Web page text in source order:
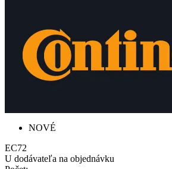
NOVÉ
EC72
U dodávateľa na objednávku